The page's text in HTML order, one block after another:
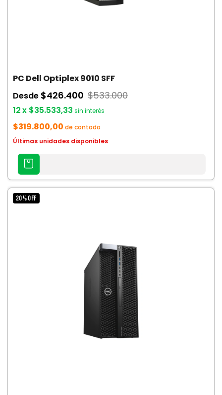
PC Dell Optiplex 9010 SFF
Desde $426.400 $533.000
12x $35.533,33 sin interés
$319.800,00 de contado
Últimas unidades disponibles
AGREGAR
CARRITO
20%OFF